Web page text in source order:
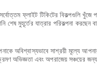
ফ্লাইট টিকিটের বিকল্পগুলি খুঁজে
মুহূর্তের যাত্রার পরিকল্পনা
অবিশ্বাস্যভাবে সাশ্রয়ী মূল্যে
অভিজ্ঞতা এবং অপরাজেয়